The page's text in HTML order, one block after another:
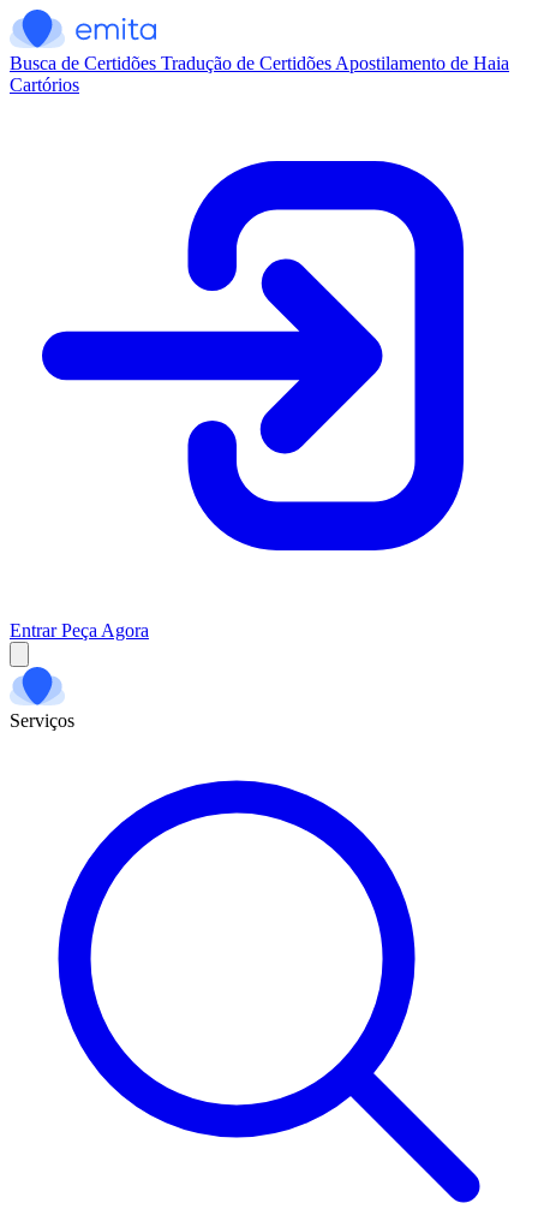
Busca de Certidões Tradução de Certidões Apostilamento de Haia
Cartórios
Entrar Peça Agora
Serviços